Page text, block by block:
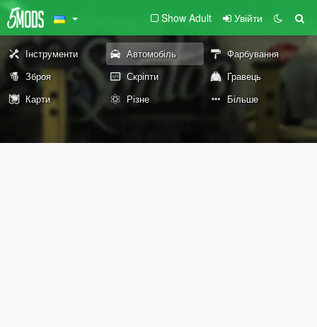
Show Adult Увійти
Інструменти Автомобіль
Фарбування
Зброя
Скріпти
Гравець
Карти
Різне Більше